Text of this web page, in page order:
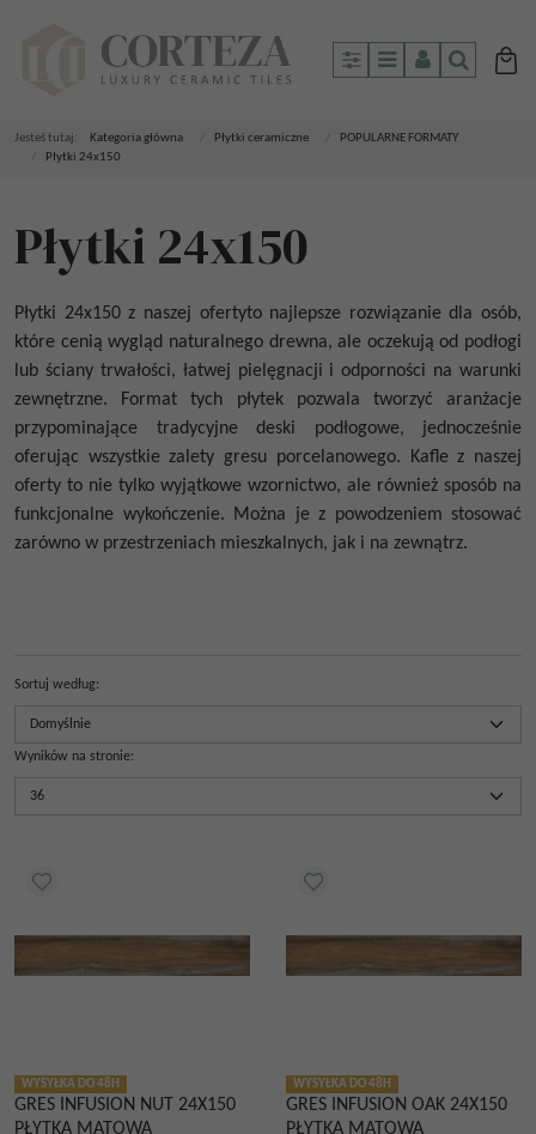
PanelMenuPanelSzukaj
Jesteś tutaj: Kategoria główna Płytki ceramiczne
POPULARNE FORMATY
Płytki 24x150
Płytki 24x150
Płytki 24x150 z naszej ofertyto najlepsze rozwiązanie dla osób,
które cenią wygląd naturalnego drewna, ale oczekują od podłogi
lub ściany trwałości, łatwej pielęgnacji i odporności na warunki
zewnętrzne. Format tych płytek pozwala tworzyć aranżacje
przypominające tradycyjne deski podłogowe, jednocześnie
oferując wszystkie zalety gresu porcelanowego. Kafle z naszej
oferty to nie tylko wyjątkowe wzornictwo, ale również sposób na
funkcjonalne wykończenie. Można je z powodzeniem stosować
zarówno w przestrzeniach mieszkalnych, jak i na zewnątrz.
Sortuj według:
Wyników na stronie:
WYSYŁKA DO 48H
GRES INFUSION NUT 24X150
PŁYTKA MATOWA
WYSYŁKA DO 48H
GRES INFUSION OAK 24X150
PŁYTKA MATOWA